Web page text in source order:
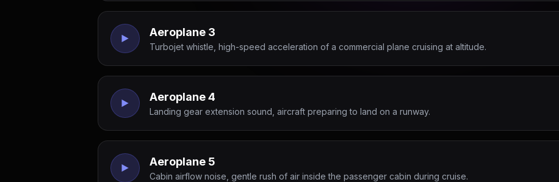
Aeroplane 3
Turbojet whistle, high-speed acceleration of a commercial plane cruising at altitude.
Aeroplane 4
Landing gear extension sound, aircraft preparing to land on a runway.
Aeroplane 5
Cabin airflow noise, gentle rush of air inside the passenger cabin during cruise.